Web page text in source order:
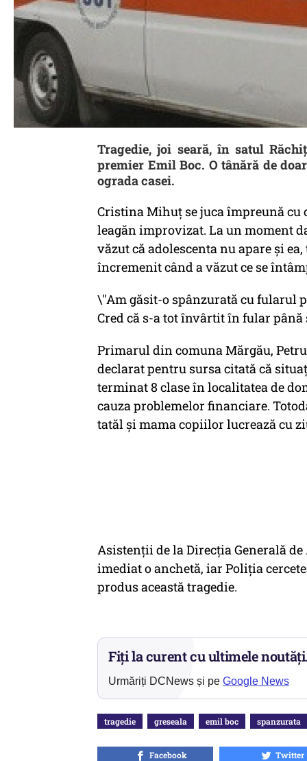
Tragedie, joi seară, în satul
premier Emil Boc. O tânără de
ograda casei.
Cristina Mihuț se juca împreună
leagăn improvizat. La un moment
văzut că adolescenta nu apare și
încremenit când a văzut ce se
\"Am găsit-o spânzurată cu fularul
Cred că s-a tot învârtit în fular până
Primarul din comuna Mărgău,
declarat pentru sursa citată că
terminat 8 clase în localitatea de
cauza problemelor financiare.
tatăl şi mama copiilor lucrează cu
Asistenţii de la Direcţia Generală
imediat o anchetă, iar Poliția
produs această tragedie.
Fiți la curent cu ultimele noutăți.
Urmăriți DCNews și pe Google News
tragedie greseala emil boc spanzurata
Facebook Twitter